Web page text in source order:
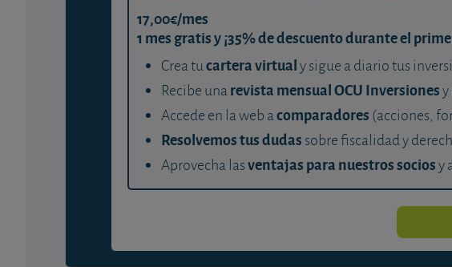
17,00€/mes
1 mes gratis y ¡35% de descuento durante el
Crea tucartera virtualy sigue a diario tus
Recibe unarevista mensual OCU Inversiones
Accede en la web acomparadores (acciones,
Resolvemos tus dudas sobre fiscalidad y
Aprovecha lasventajas para nuestros sociosy